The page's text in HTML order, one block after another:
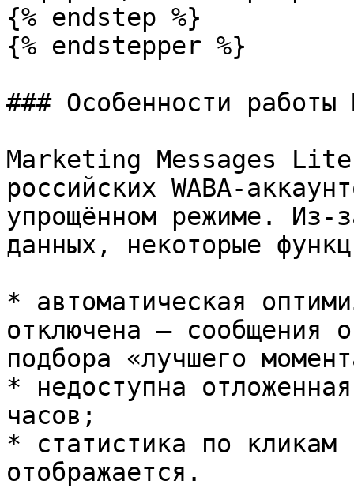
{% endstep %}
{% endstepper %}
### Особенности
Marketing Messages
российских WABA-
упрощённом режиме. Из-
данных, некоторые
* автоматическая
отключена — сообщения
подбора «лучшего
* недоступна
часов;
* статистика по кликам
отображается.